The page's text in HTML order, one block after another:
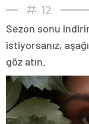
12
Sezon sonu
istiyorsanız,
göz atın.